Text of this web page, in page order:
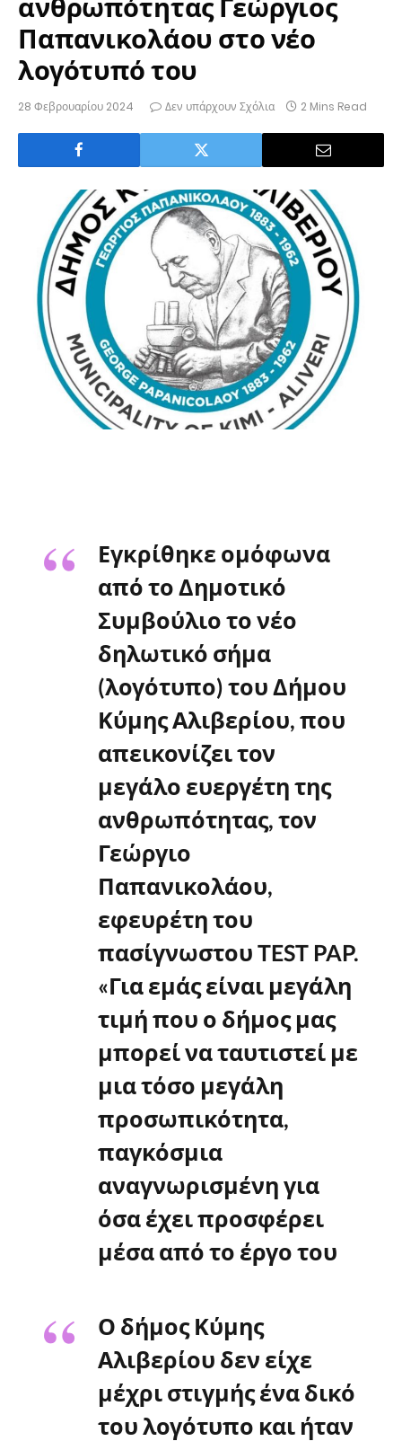
ανθρωπότητας Γεώργιος
Παπανικολάου στο νέο
λογότυπό του
28 Φεβρουαρίου 2024 Δεν υπάρχουν Σχόλια 2 Mins Read
Εγκρίθηκε ομόφωνα
από το Δημοτικό
Συμβούλιο το νέο
δηλωτικό σήμα
(λογότυπο) του Δήμου
Κύμης Αλιβερίου, που
απεικονίζει τον
μεγάλο ευεργέτη της
ανθρωπότητας, τον
Γεώργιο
Παπανικολάου,
εφευρέτη του
πασίγνωστου TEST PAP.
«Για εμάς είναι μεγάλη
τιμή που ο δήμος μας
μπορεί να ταυτιστεί με
μια τόσο μεγάλη
προσωπικότητα,
παγκόσμια
αναγνωρισμένη για
όσα έχει προσφέρει
μέσα από το έργο του
Ο δήμος Κύμης
Αλιβερίου δεν είχε
μέχρι στιγμής ένα δικό
του λογότυπο και ήταν